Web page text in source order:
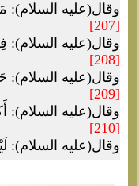
وقال(عليه السلام):
[207]
وقال(عليه السلام):
[208]
وقال(عليه
[209]
وقال(عليه السلام):
[210]
وقال(عليه السلام):